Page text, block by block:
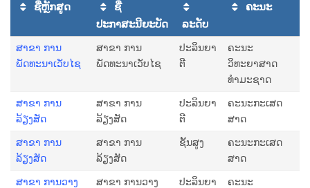
ຊື່ຫຼັກສູດ
ຊື່
ປະກາສະນີຍະບັດ
ລະດັບ
ຄະນະ
ສາຂາ ການ​
ພັດທະນາ​ເວັ​ບ​ໄຊ
ສາຂາ ການ​
ພັດທະນາ​ເວັ​ບ​ໄຊ
ປະລິນຍາ
ຕີ
ຄະນະ
ວິທະຍາສາດ
ທຳມະຊາດ
ສາຂາ ການ
ລ້ຽງສັດ
ສາຂາ ການ
ລ້ຽງສັດ
ປະລິນຍາ
ຕີ
ຄະນະກະເສດ
ສາດ
ສາຂາ ການ
ລ້ຽງສັດ
ສາຂາ ການ
ລ້ຽງສັດ
ຊັ້ນສູງ
ຄະນະກະເສດ
ສາດ
ສາຂາ ການວາງ
ສາຂາ ການວາງ
ປະລິນຍາ
ຄະນະ